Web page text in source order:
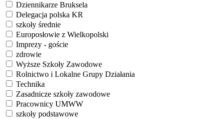
Dziennikarze Bruksela
Delegacja polska KR
szkoły średnie
Europosłowie z Wielkopolski
Imprezy - goście
zdrowie
Wyższe Szkoły Zawodowe
Rolnictwo i Lokalne Grupy Działania
Technika
Zasadnicze szkoły zawodowe
Pracownicy UMWW
szkoły podstawowe